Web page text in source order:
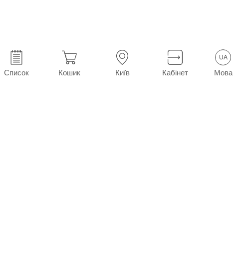
Список Кошик Київ Кабінет
UA
Мова